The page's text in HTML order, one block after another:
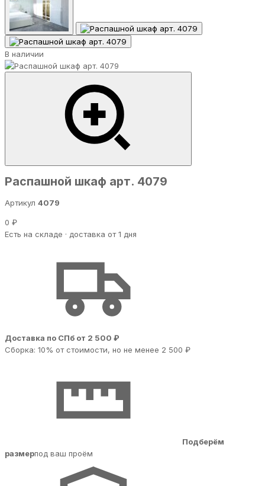
В наличии
Распашной шкаф арт. 4079
Артикул 4079
0 ₽
Есть на складе · доставка от 1 дня
Доставка по СПб от 2 500 ₽
Сборка: 10% от стоимости, но не менее 2 500 ₽
Подберём
размерпод ваш проём